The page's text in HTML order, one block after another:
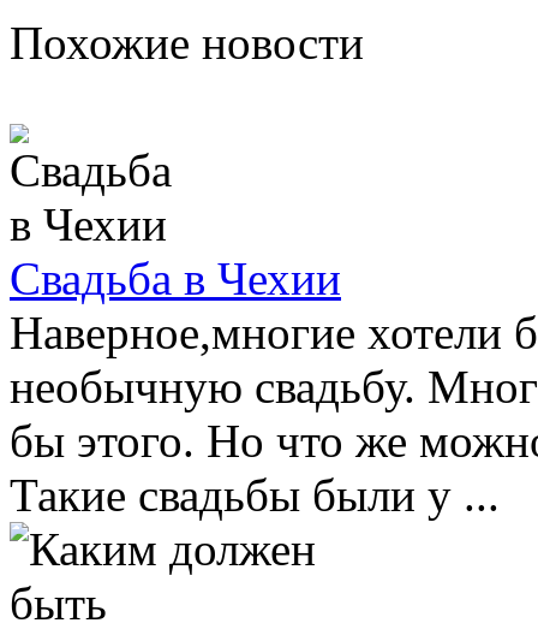
Похожие новости
Свадьба в Чехии
Наверное,многие
необычную свадьбу.
бы этого. Но что же
Такие свадьбы были у ...